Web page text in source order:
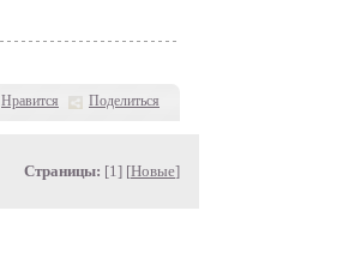
Нравится Поделиться
Страницы: [1] [Новые]